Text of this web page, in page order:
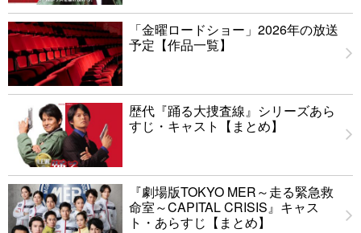
「金曜ロードショー」2026年の放送
予定【作品一覧】
歴代『踊る大捜査線』シリーズあら
すじ・キャスト【まとめ】
『劇場版TOKYO MER～走る緊急救
命室～CAPITAL CRISIS』キャス
ト・あらすじ【まとめ】